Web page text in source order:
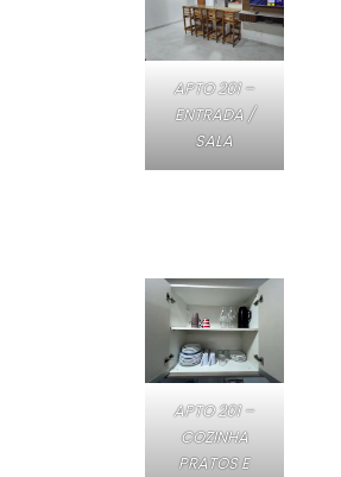
APTO 201 –
ENTRADA /
SALA
APTO 201 –
COZINHA
PRATOS E